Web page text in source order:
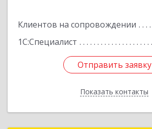
Клиентов на сопровождении
1С:Специалист
Отправить заявку
Показать контакты
Отправить заявку
Назад